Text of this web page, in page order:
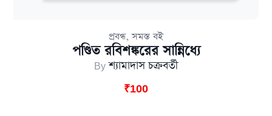
প্রবন্ধ,সমস্ত বই
পণ্ডিত রবিশঙ্করের সান্নিধ্যে
Byশ্যামাদাস চক্রবর্তী
₹100